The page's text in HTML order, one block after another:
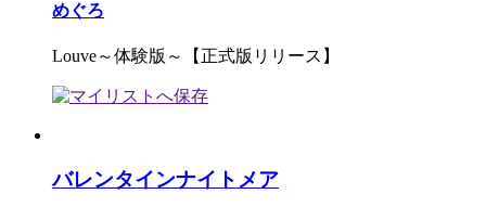
めぐろ
Louve～体験版～【正式版リリース】
バレンタインナイトメア